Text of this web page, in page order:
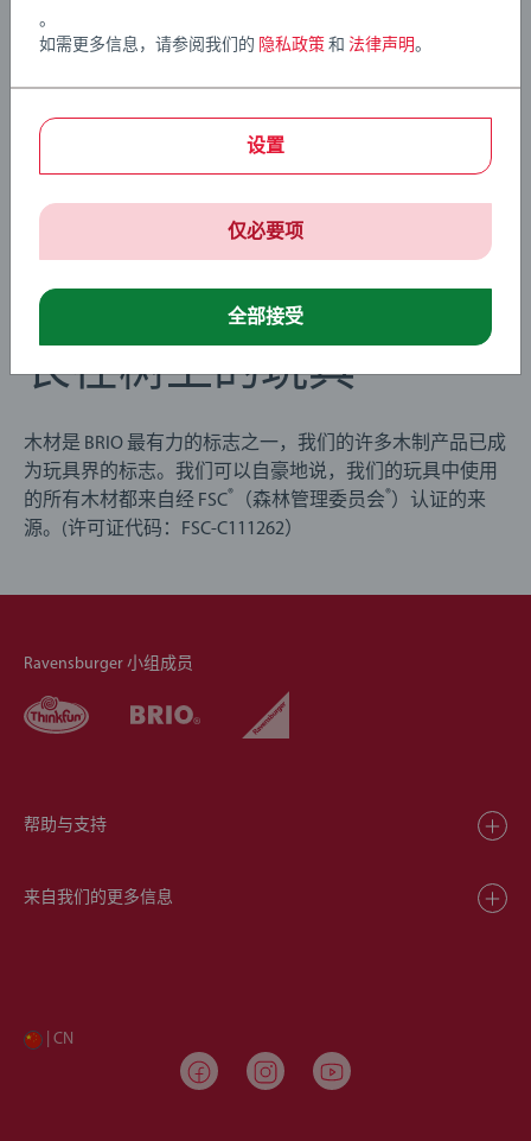
长在树上的玩具
木材是 BRIO 最有力的标志之一，我们的许多木制产品已成
为玩具界的标志。我们可以自豪地说，我们的玩具中使用
的所有木材都来自经 FSC® （森林管理委员会®）认证的来
源。(许可证代码：FSC-C111262）
Ravensburger 小组成员
帮助与支持
来自我们的更多信息
| CN
。
如需更多信息，请参阅我们的 隐私政策 和 法律声明。
设置
仅必要项
全部接受